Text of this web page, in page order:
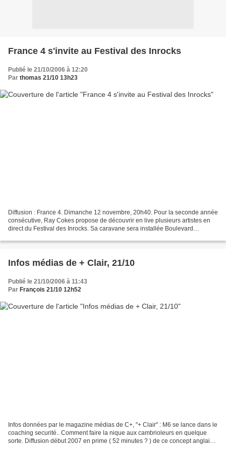
France 4 s'invite au Festival des Inrocks
Publié le 21/10/2006 à 12:20
Par thomas 21/10 13h23
Diffusion : France 4. Dimanche 12 novembre, 20h40. Pour la seconde année
consécutive, Ray Cokes propose de découvrir en live plusieurs artistes en
direct du Festival des Inrocks. Sa caravane sera installée Boulevard
Infos médias de + Clair, 21/10
Publié le 21/10/2006 à 11:43
Par François 21/10 12h52
Infos données par le magazine médias de C+, "+ Clair" : M6 se lance dans le
coaching securité.. Comment faire la nique aux cambrioleurs en quelque
sorte. Diffusion début 2007 en prime ( 52 minutes ? ) de ce concept anglais